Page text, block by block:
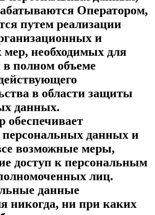
Оператором,
путем реализации
и
мер, необходимых для
полном объеме
в области защиты
данных.
обеспечивает
персональных данных и
возможные меры,
доступ к персональным
лиц.
данные
никогда, ни при каких